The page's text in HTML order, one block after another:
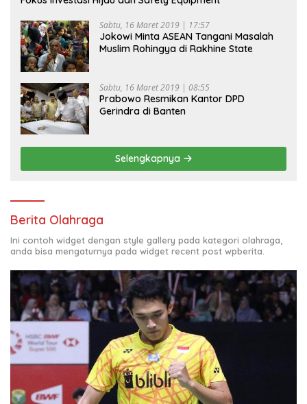
Sabtu, 16 Maret 2019 | 17:57
Jokowi Minta ASEAN Tangani Masalah
Muslim Rohingya di Rakhine State
Sabtu, 16 Maret 2019 | 08:55
Prabowo Resmikan Kantor DPD
Gerindra di Banten
Selengkapnya
Berita Olahraga
Ini contoh widget dengan style gallery pada kategori olahraga,
anda bisa mengaturnya pada widget recent post wpberita.